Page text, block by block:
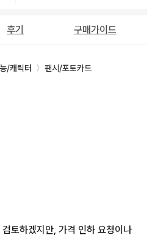
후기 구매가이드
/캐릭터 〉
팬시/포토카드
토하겠지만, 가격 인하 요청이나